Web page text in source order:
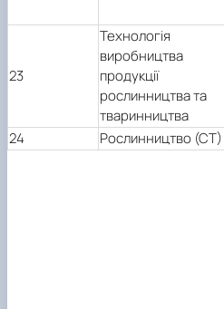
23
Технологія
виробництва
продукції
рослинництва та
тваринництва
24 Рослинництво (СТ)